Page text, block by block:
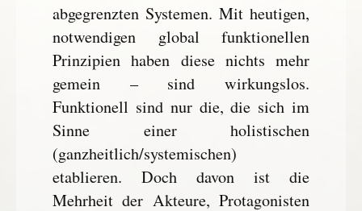
abgegrenzten Systemen. Mit heutigen,
notwendigen global funktionellen
Prinzipien haben diese nichts mehr
gemein – sind wirkungslos.
Funktionell sind nur die, die sich im
Sinne einer holistischen
(ganzheitlich/systemischen)
etablieren. Doch davon ist die
Mehrheit der Akteure, Protagonisten